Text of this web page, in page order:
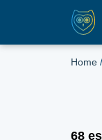
Home /
68